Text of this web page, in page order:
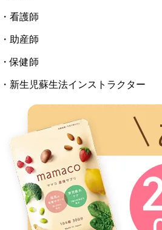
・看護師
・助産師
・保健師
・新生児蘇生法インストラクター